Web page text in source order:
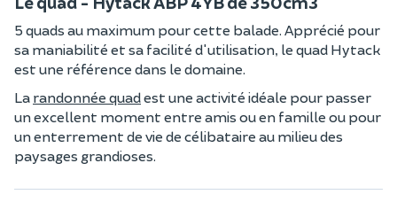
5 quads au maximum pour cette balade. Apprécié pour
sa maniabilité et sa facilité d'utilisation, le quad Hytack
est une référence dans le domaine.
La randonnée quadest une activité idéale pour passer
un excellent moment entre amis ou en famille ou pour
un enterrement de vie de célibataire au milieu des
paysages grandioses.